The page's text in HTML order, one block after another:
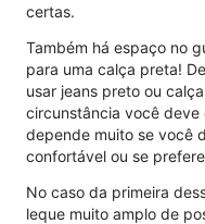
certas.
Também há espaço no
para uma calça preta!
usar jeans preto ou
circunstância você
depende muito se você
confortável ou se
No caso da primeira
leque muito amplo de